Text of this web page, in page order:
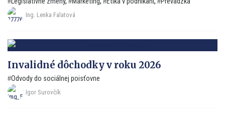
Ing. Lenka Falatová
Invalidné dôchodky v roku 2026
Odvody do sociálnej poisťovne
Igor Surovčík